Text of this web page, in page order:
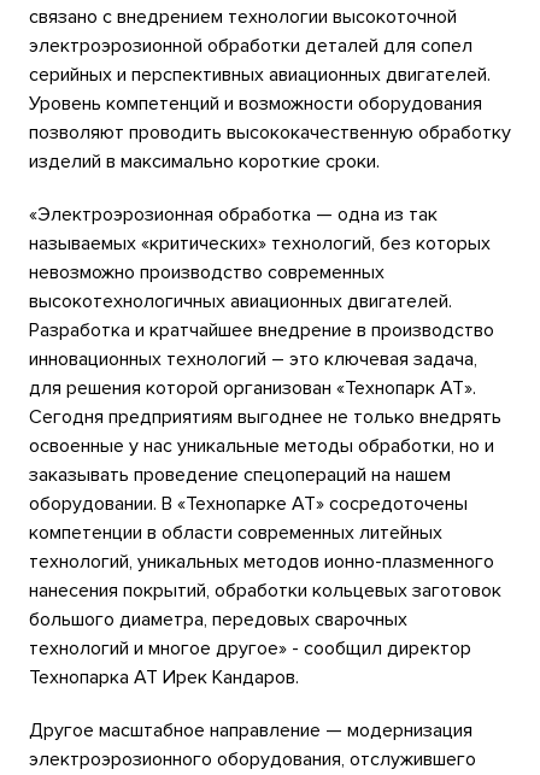
связано с внедрением технологии высокоточной
электроэрозионной обработки деталей для сопел
серийных и перспективных авиационных двигателей.
Уровень компетенций и возможности оборудования
позволяют проводить высококачественную обработку
изделий в максимально короткие сроки.
«Электроэрозионная обработка — одна из так
называемых «критических» технологий, без которых
невозможно производство современных
высокотехнологичных авиационных двигателей.
Разработка и кратчайшее внедрение в производство
инновационных технологий – это ключевая задача,
для решения которой организован «Технопарк АТ».
Сегодня предприятиям выгоднее не только внедрять
освоенные у нас уникальные методы обработки, но и
заказывать проведение спецопераций на нашем
оборудовании. В «Технопарке АТ» сосредоточены
компетенции в области современных литейных
технологий, уникальных методов ионно-плазменного
нанесения покрытий, обработки кольцевых заготовок
большого диаметра, передовых сварочных
технологий и многое другое» - сообщил директор
Технопарка АТ Ирек Кандаров.
Другое масштабное направление — модернизация
электроэрозионного оборудования, отслужившего